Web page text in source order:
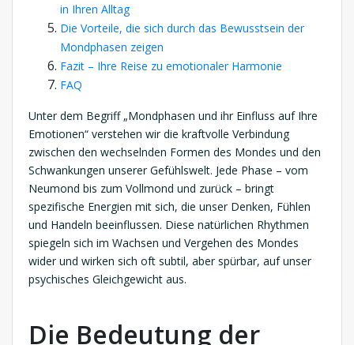
in Ihren Alltag
Die Vorteile, die sich durch das Bewusstsein der
Mondphasen zeigen
Fazit – Ihre Reise zu emotionaler Harmonie
FAQ
Unter dem Begriff „Mondphasen und ihr Einfluss auf Ihre
Emotionen“ verstehen wir die kraftvolle Verbindung
zwischen den wechselnden Formen des Mondes und den
Schwankungen unserer Gefühlswelt. Jede Phase – vom
Neumond bis zum Vollmond und zurück – bringt
spezifische Energien mit sich, die unser Denken, Fühlen
und Handeln beeinflussen. Diese natürlichen Rhythmen
spiegeln sich im Wachsen und Vergehen des Mondes
wider und wirken sich oft subtil, aber spürbar, auf unser
psychisches Gleichgewicht aus.
Die Bedeutung der